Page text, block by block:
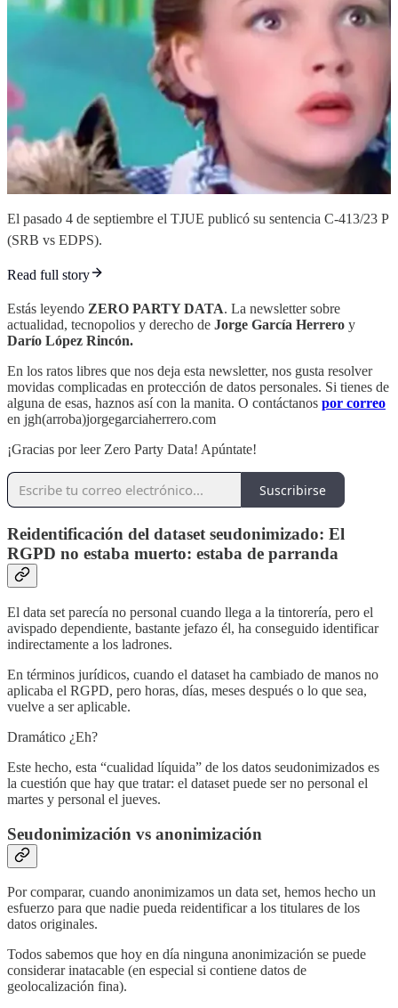
El pasado 4 de septiembre el TJUE publicó su sentencia C‑413/23 P
(SRB vs EDPS).
Read full story
Estás leyendo ZERO PARTY DATA. La newsletter sobre
actualidad, tecnopolios y derecho de Jorge García Herrero y
Darío López Rincón.
En los ratos libres que nos deja esta newsletter, nos gusta resolver
movidas complicadas en protección de datos personales. Si tienes de
alguna de esas, haznos así con la manita. O contáctanos por correo
en jgh(arroba)jorgegarciaherrero.com
¡Gracias por leer Zero Party Data! Apúntate!
Suscribirse
Reidentificación del dataset seudonimizado: El
RGPD no estaba muerto: estaba de parranda
El data set parecía no personal cuando llega a la tintorería, pero el
avispado dependiente, bastante jefazo él, ha conseguido identificar
indirectamente a los ladrones.
En términos jurídicos, cuando el dataset ha cambiado de manos no
aplicaba el RGPD, pero horas, días, meses después o lo que sea,
vuelve a ser aplicable.
Dramático ¿Eh?
Este hecho, esta “cualidad líquida” de los datos seudonimizados es
la cuestión que hay que tratar: el dataset puede ser no personal el
martes y personal el jueves.
Seudonimización vs anonimización
Por comparar, cuando anonimizamos un data set, hemos hecho un
esfuerzo para que nadie pueda reidentificar a los titulares de los
datos originales.
Todos sabemos que hoy en día ninguna anonimización se puede
considerar inatacable (en especial si contiene datos de
geolocalización fina).